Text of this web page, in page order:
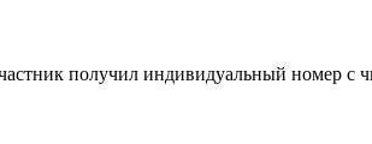
получил индивидуальный номер